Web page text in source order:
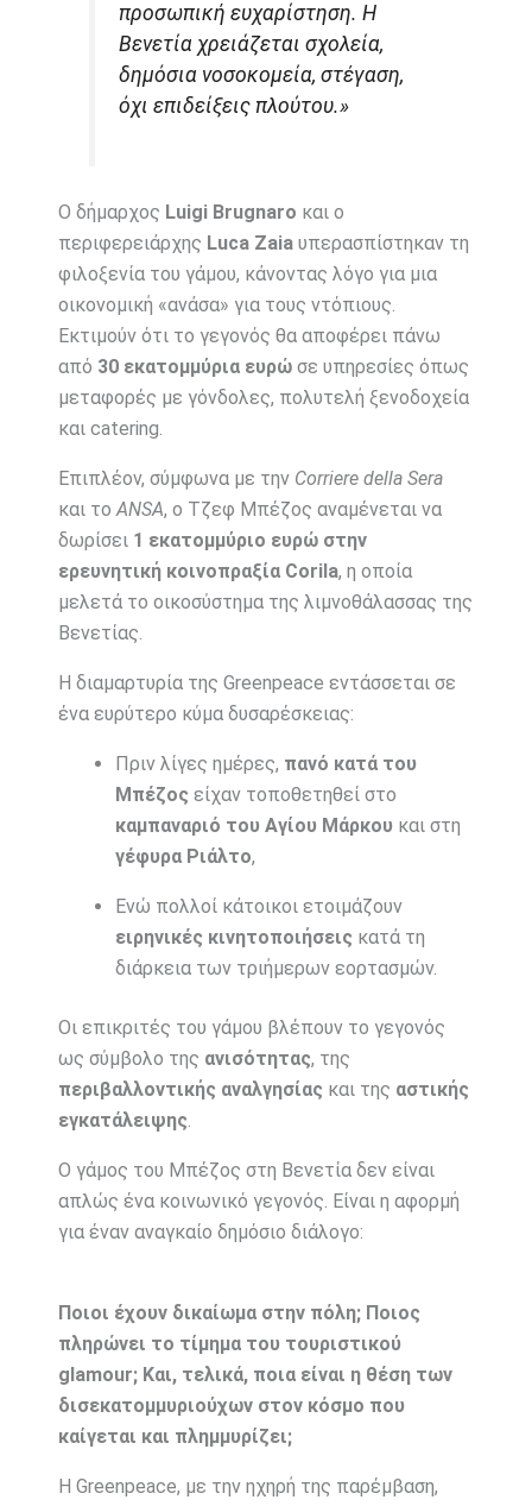
προσωπική ευχαρίστηση. Η
Βενετία χρειάζεται σχολεία,
δημόσια νοσοκομεία, στέγαση,
όχι επιδείξεις πλούτου.»
Ο δήμαρχος Luigi Brugnaro και ο
περιφερειάρχης Luca Zaiaυπερασπίστηκαν τη
φιλοξενία του γάμου, κάνοντας λόγο για μια
οικονομική «ανάσα» για τους ντόπιους.
Εκτιμούν ότι το γεγονός θα αποφέρει πάνω
από 30 εκατομμύρια ευρώσε υπηρεσίες όπως
μεταφορές με γόνδολες, πολυτελή ξενοδοχεία
και catering.
Επιπλέον, σύμφωνα με την Corriere della Sera
και τοANSA, ο Τζεφ Μπέζος αναμένεται να
δωρίσει 1 εκατομμύριο ευρώ στην
ερευνητική κοινοπραξία Corila, η οποία
μελετά το οικοσύστημα της λιμνοθάλασσας της
Βενετίας.
Η διαμαρτυρία της Greenpeace εντάσσεται σε
ένα ευρύτερο κύμα δυσαρέσκειας:
Πριν λίγες ημέρες, πανό κατά του
Μπέζος είχαν τοποθετηθεί στο
καμπαναριό του Αγίου Μάρκουκαι στη
γέφυρα Ριάλτο,
Ενώ πολλοί κάτοικοι ετοιμάζουν
ειρηνικές κινητοποιήσεις κατά τη
διάρκεια των τριήμερων εορτασμών.
Οι επικριτές του γάμου βλέπουν το γεγονός
ως σύμβολο της ανισότητας, της
περιβαλλοντικής αναλγησίας και της αστικής
εγκατάλειψης.
Ο γάμος του Μπέζος στη Βενετία δεν είναι
απλώς ένα κοινωνικό γεγονός. Είναι η αφορμή
για έναν αναγκαίο δημόσιο διάλογο:
Ποιοι έχουν δικαίωμα στην πόλη; Ποιος
πληρώνει το τίμημα του τουριστικού
glamour; Και, τελικά, ποια είναι η θέση των
δισεκατομμυριούχων στον κόσμο που
καίγεται και πλημμυρίζει;
Η Greenpeace, με την ηχηρή της παρέμβαση,